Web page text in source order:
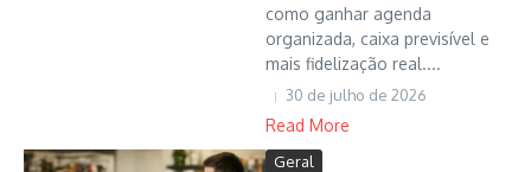
como ganhar agenda
organizada, caixa previsível e
mais fidelização real....
30 de julho de 2026
Read More
Geral